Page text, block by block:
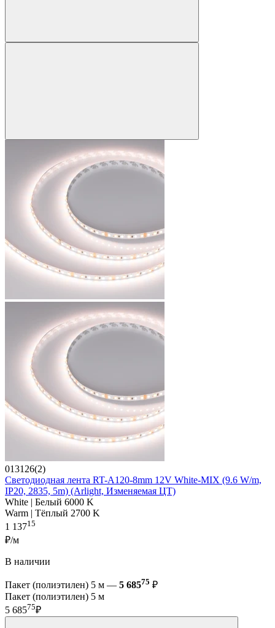
013126(2)
Светодиодная лента RT-A120-8mm 12V White-MIX (9.6 W/m,
IP20, 2835, 5m) (Arlight, Изменяемая ЦТ)
White | Белый 6000 K
Warm | Тёплый 2700 K
1 13715
₽/м
В наличии
Пакет (полиэтилен) 5 м — 5 68575 ₽
Пакет (полиэтилен) 5 м
5 68575₽